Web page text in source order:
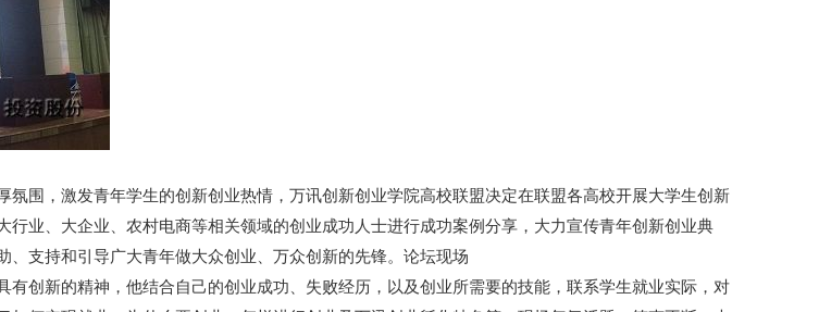
氛围，激发青年学生的创新创业热情，万讯创新创业学院高校联盟决定在联盟各高校开展大学生创新
行业、大企业、农村电商等相关领域的创业成功人士进行成功案例分享，大力宣传青年创新创业典
、支持和引导广大青年做大众创业、万众创新的先锋。论坛现场
有创新的精神，他结合自己的创业成功、失败经历，以及创业所需要的技能，联系学生就业实际，对